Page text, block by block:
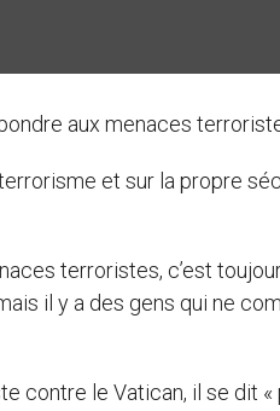
aux menaces
et sur la propre
terroristes, c’est
il y a des gens qui ne
contre le Vatican, il se dit